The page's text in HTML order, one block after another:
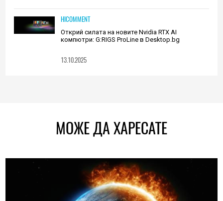
HICOMMENT
Открий силата на новите Nvidia RTX AI
компютри: G:RIGS ProLine в Desktop.bg
13.10.2025
МОЖЕ ДА ХАРЕСАТЕ